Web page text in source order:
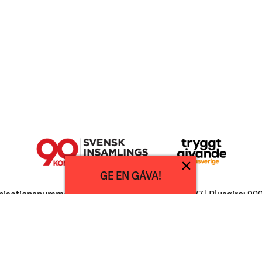
802007-2446 | Swish: 900 33 77 | Plusgiro:
GE EN GÅVA!